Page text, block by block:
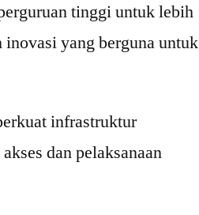
tinggi untuk lebih
yang berguna untuk
infrastruktur
dan pelaksanaan